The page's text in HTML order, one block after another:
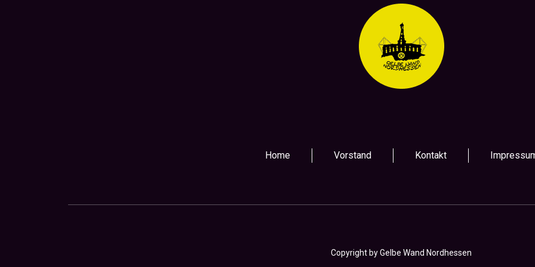
Home Vorstand Kontakt
Copyright by Gelbe Wand Nordhessen